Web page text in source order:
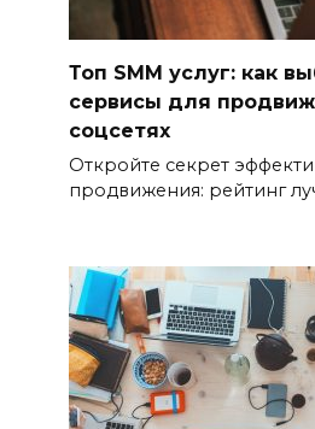
Топ SMM услуг: как
сервисы для
соцсетях
Откройте секрет
продвижения: рейтинг